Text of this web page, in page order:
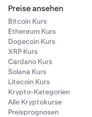
Preise ansehen
Bitcoin Kurs
Ethereum Kurs
Dogecoin Kurs
XRP Kurs
Cardano Kurs
Solana Kurs
Litecoin Kurs
Krypto-Kategorien
Alle Kryptokurse
Preisprognosen